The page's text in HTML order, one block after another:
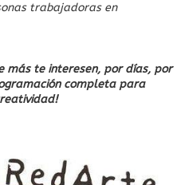
trabajadoras en
más te interesen, por días, por
completa para